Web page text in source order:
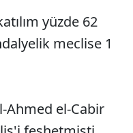
yüzde 62
meclise 1
Ahmed el-Cabir